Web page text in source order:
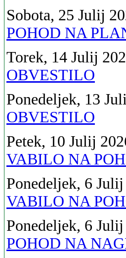
Sobota, 25 Julij
POHOD NA
Torek, 14 Julij
OBVESTILO
Ponedeljek, 13
OBVESTILO
Petek, 10 Julij
VABILO NA
Ponedeljek, 6
VABILO NA
Ponedeljek, 6
POHOD NA